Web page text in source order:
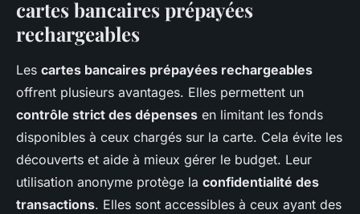
cartes bancaires prépayées
rechargeables
Les cartes bancaires prépayées rechargeables
offrent plusieurs avantages. Elles permettent un
contrôle strict des dépenses en limitant les fonds
disponibles à ceux chargés sur la carte. Cela évite les
découverts et aide à mieux gérer le budget. Leur
utilisation anonyme protège la confidentialité des
transactions. Elles sont accessibles à ceux ayant des